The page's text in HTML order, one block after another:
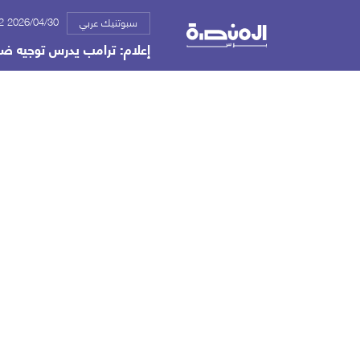
سبوتنيك عربي 2026/04/30 09:42 ص
إعلام: ترامب يدرس توجيه